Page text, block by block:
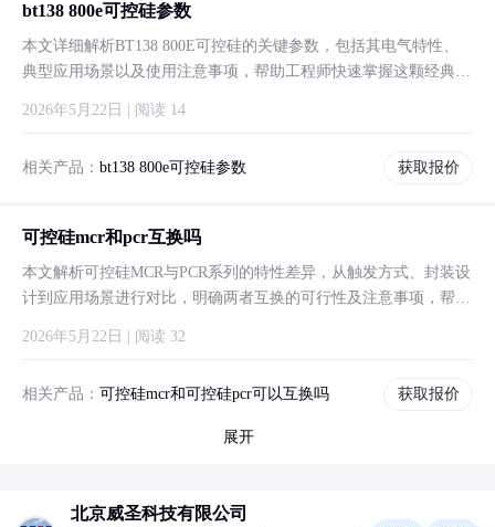
bt138 800e可控硅参数
本文详细解析BT138 800E可控硅的关键参数，包括其电气特性、
典型应用场景以及使用注意事项，帮助工程师快速掌握这颗经典器
2026年5月22日 | 阅读 14
相关产品： bt138 800e可控硅参数 获取报价
可控硅mcr和pcr互换吗
本文解析可控硅MCR与PCR系列的特性差异，从触发方式、封装设
计到应用场景进行对比，明确两者互换的可行性及注意事项，帮助
2026年5月22日 | 阅读 32
相关产品： 可控硅mcr和可控硅pcr可以互换吗 获取报价
展开
北京威圣科技有限公司